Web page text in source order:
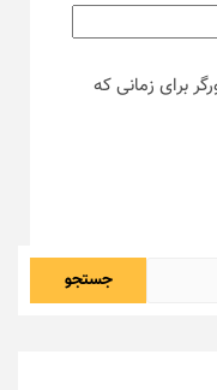
برای زمانی که